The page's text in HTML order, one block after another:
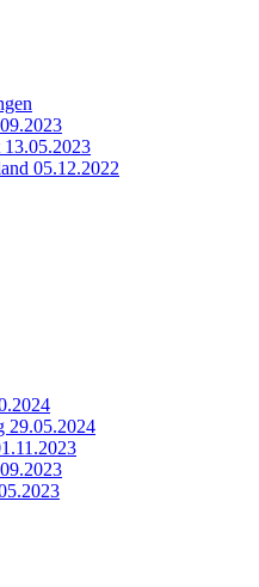
13.05.2023
05.12.2022
29.05.2024